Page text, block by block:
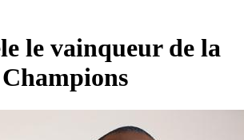
le vainqueur de la